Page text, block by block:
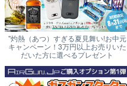
"灼熱（あつ）すぎる夏見舞い!お中元
キャンペーン！3万円以上お売りいた
だいた方に選べるプレゼント